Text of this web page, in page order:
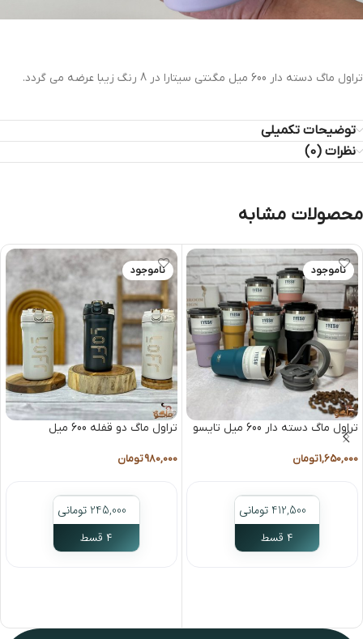
تراول ماگ دسته دار 600 میل مگنتی سیتارا در 8 رنگ زیبا عرضه می گردد.
توضیحات تکمیلی
نظرات (0)
محصولات مشابه
ناموجود
تراول ماگ دسته دار 600 میل تایسو
1,650,000تومان
412,500 تومانی
۴ قسط
ناموجود
تراول ماگ دو قفله 600 میل
980,000تومان
245,000 تومانی
۴ قسط